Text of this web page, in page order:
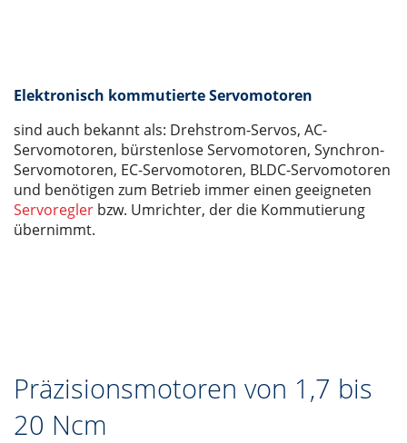
Elektronisch kommutierte Servomotoren
sind auch bekannt als: Drehstrom-Servos, AC-
Servomotoren, bürstenlose Servomotoren, Synchron-
Servomotoren, EC-Servomotoren, BLDC-Servomotoren
und benötigen zum Betrieb immer einen geeigneten
Servoregler bzw. Umrichter, der die Kommutierung
übernimmt.
Präzisionsmotoren von 1,7 bis
20 Ncm